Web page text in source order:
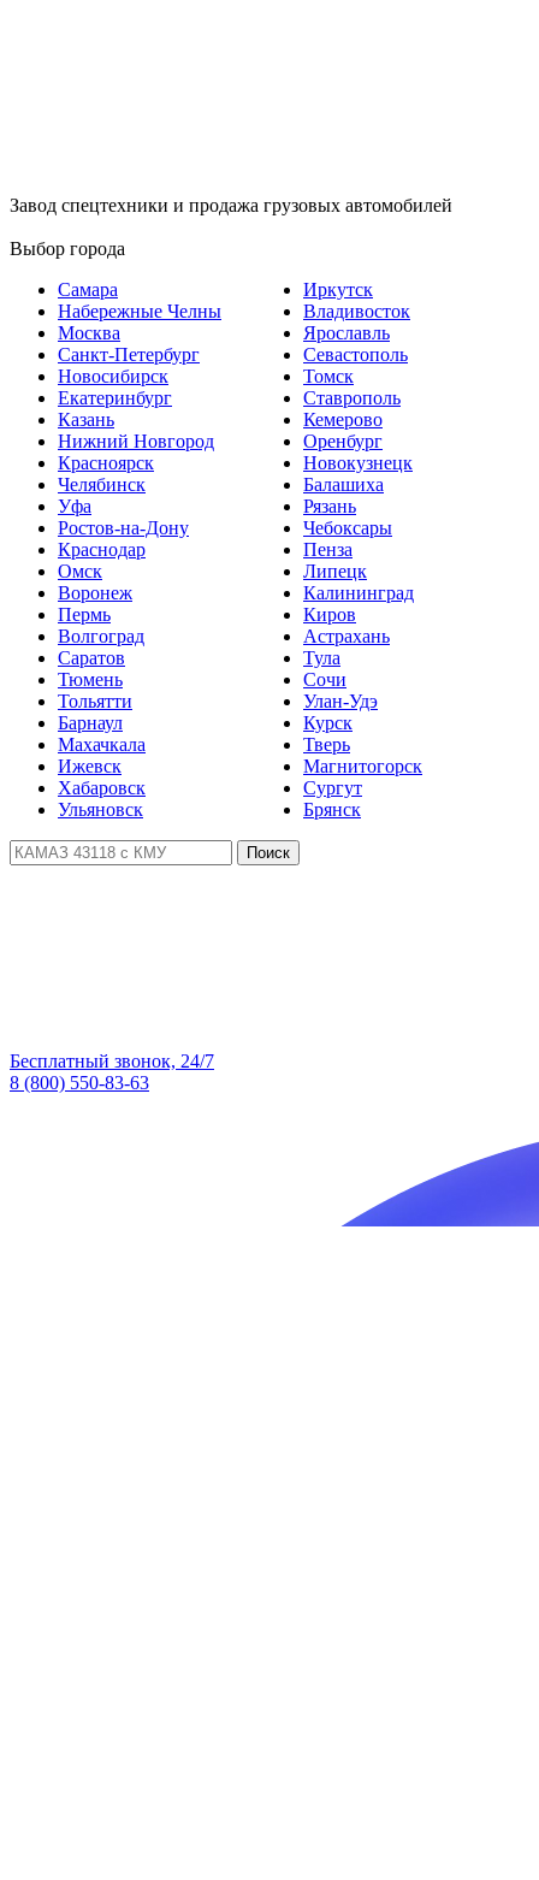
Завод спецтехники и продажа грузовых автомобилей
Выбор города
Самара
Набережные Челны
Москва
Санкт-Петербург
Новосибирск
Екатеринбург
Казань
Нижний Новгород
Красноярск
Челябинск
Уфа
Ростов-на-Дону
Краснодар
Омск
Воронеж
Пермь
Волгоград
Саратов
Тюмень
Тольятти
Барнаул
Махачкала
Ижевск
Хабаровск
Ульяновск
Иркутск
Владивосток
Ярославль
Севастополь
Томск
Ставрополь
Кемерово
Оренбург
Новокузнецк
Балашиха
Рязань
Чебоксары
Пенза
Липецк
Калининград
Киров
Астрахань
Тула
Сочи
Улан-Удэ
Курск
Тверь
Магнитогорск
Сургут
Брянск
Поиск
Бесплатный звонок, 24/7
8 (800) 550-83-63